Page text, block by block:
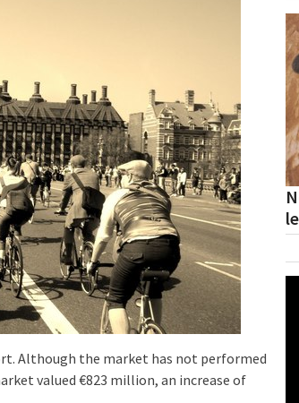
Although the market has not performed
valued €823 million, an increase of